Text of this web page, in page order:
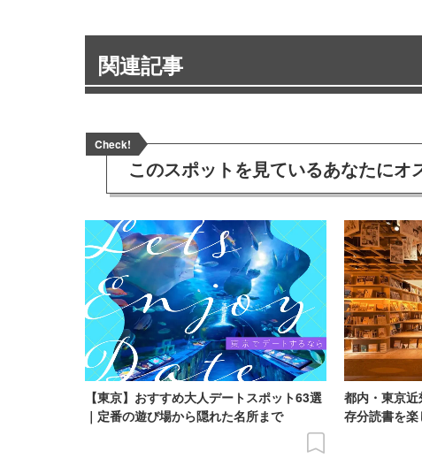
関連記事
Check!
このスポットを見ているあなたにオ
【東京】おすすめ大人デートスポット63選
｜定番の遊び場から隠れた名所まで
都内・東京
存分読書を楽